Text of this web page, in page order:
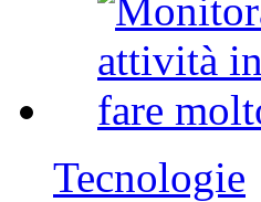
Tecnologie